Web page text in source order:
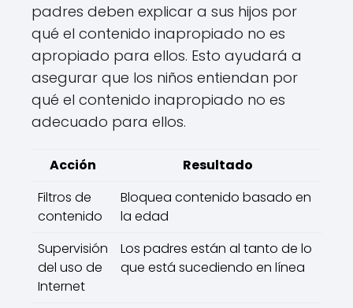
padres deben explicar a sus hijos por
qué el contenido inapropiado no es
apropiado para ellos. Esto ayudará a
asegurar que los niños entiendan por
qué el contenido inapropiado no es
adecuado para ellos.
Acción
Resultado
Filtros de
contenido
Bloquea contenido basado en
la edad
Supervisión
del uso de
Internet
Los padres están al tanto de lo
que está sucediendo en línea